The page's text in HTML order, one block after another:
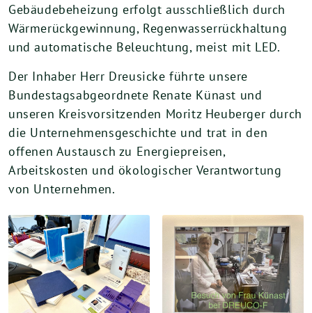
Gebäudebeheizung erfolgt ausschließlich durch
Wärmerückgewinnung, Regenwasserrückhaltung
und automatische Beleuchtung, meist mit LED.
Der Inhaber Herr Dreusicke führte unsere
Bundestagsabgeordnete Renate Künast und
unseren Kreisvorsitzenden Moritz Heuberger durch
die Unternehmensgeschichte und trat in den
offenen Austausch zu Energiepreisen,
Arbeitskosten und ökologischer Verantwortung
von Unternehmen.